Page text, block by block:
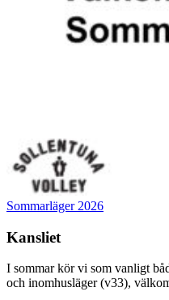
Sommarläger 2026
Kansliet
I sommar kör vi som vanligt
och inomhusläger (v33),